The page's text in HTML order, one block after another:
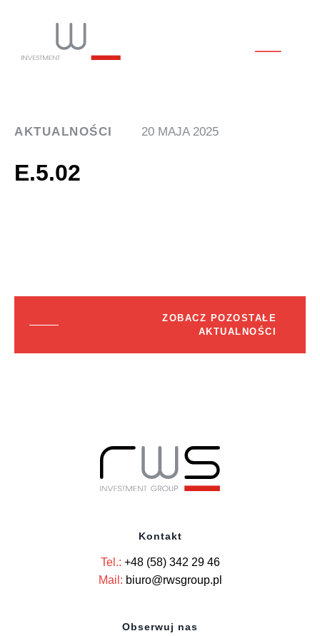
AKTUALNOŚCI 20 MAJA 2025
E.5.02
ZOBACZ POZOSTAŁE
AKTUALNOŚCI
Kontakt
Tel.: +48 (58) 342 29 46
Mail: biuro@rwsgroup.pl
Obserwuj nas